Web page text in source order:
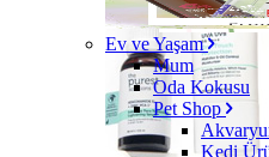
Ev ve Yaşam
Mum
Oda Kokusu
Pet Shop
Kedi